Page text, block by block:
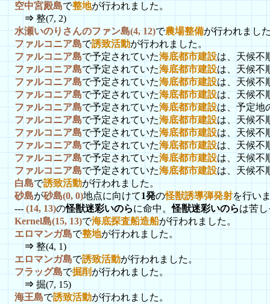
空中宮殿島で整地が行われました。
⇒整(7, 2)
水瀬いのりさんのファン島(4, 12)で農場整備が行われまし
ファルコニア島で誘致活動が行われました。
ファルコニア島で予定されていた海底都市建設は、天候不
ファルコニア島で予定されていた海底都市建設は、天候不
ファルコニア島で予定されていた海底都市建設は、天候不
ファルコニア島で予定されていた海底都市建設は、天候不
ファルコニア島で予定されていた海底都市建設は、予定地
ファルコニア島で予定されていた海底都市建設は、天候不
ファルコニア島で予定されていた海底都市建設は、天候不
ファルコニア島で予定されていた海底都市建設は、天候不
ファルコニア島で予定されていた海底都市建設は、天候不
ファルコニア島で予定されていた海底都市建設は、天候不
白島で誘致活動が行われました。
砂島が砂島(0, 0)地点に向けて1発の怪獣誘導弾発射を行い
--- (14, 13)の怪獣迷彩いのらに命中。怪獣迷彩いのらは苦
Kernel島(15, 13)で海底探査船造船が行われました。
エロマンガ島で整地が行われました。
⇒整(4, 1)
エロマンガ島で誘致活動が行われました。
フラッグ島で掘削が行われました。
⇒ 掘(7, 15)
海王島で誘致活動が行われました。